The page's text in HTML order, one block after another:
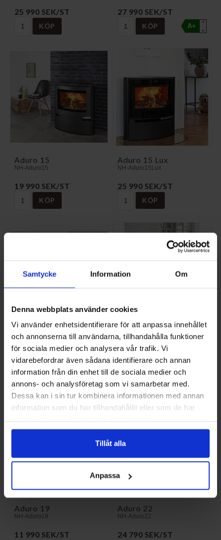
Samtycke Information Om
Denna webbplats använder cookies
Vi använder enhetsidentifierare för att anpassa innehållet
och annonserna till användarna, tillhandahålla funktioner
för sociala medier och analysera vår trafik. Vi
vidarebefordrar även sådana identifierare och annan
information från din enhet till de sociala medier och
annons- och analysföretag som vi samarbetar med.
Dessa kan i sin tur kombinera informationen med annan
information som du har tillhandahållit eller som de har
Tillåt alla
Anpassa
25 990 SEK/ST
KÖP
27 990 SEK/ST
KÖP A+
A
↑
G
Aduro 15
NH-Aduro15
19 990 SEK/ST
KÖP
Aduro 15 Lux
NH-Aduro15Lux
25 990 SEK/ST
KÖP
Aduro 15.3
20 990 SEK/ST
KÖP
Aduro 17.1 Lux, vit
NH-Aduro 17-1Lux
27 990 SEK/ST
KÖP
Aduro 19
NH-Aduro19
11 990 SEK/ST
Aduro 22
NH-Aduro22
24 790 SEK/ST